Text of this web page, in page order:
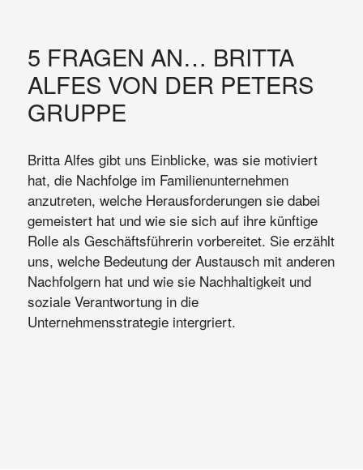
5 FRAGEN AN… BRITTA
ALFES VON DER PETERS
GRUPPE
Britta Alfes gibt uns Einblicke, was sie motiviert
hat, die Nachfolge im Familienunternehmen
anzutreten, welche Herausforderungen sie dabei
gemeistert hat und wie sie sich auf ihre künftige
Rolle als Geschäftsführerin vorbereitet. Sie erzählt
uns, welche Bedeutung der Austausch mit anderen
Nachfolgern hat und wie sie Nachhaltigkeit und
soziale Verantwortung in die
Unternehmensstrategie intergriert.